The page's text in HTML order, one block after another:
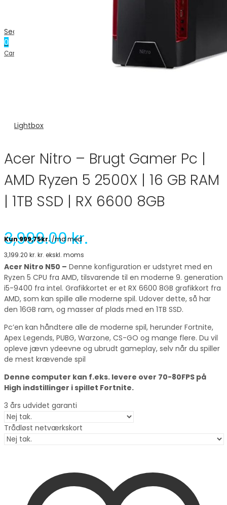
Search
0
Cart
Lightbox
Acer Nitro – Brugt Gamer Pc |
AMD Ryzen 5 2500X | 16 GB RAM
| 1TB SSD | RX 6600 8GB
3,999.00kr.
3,199.20 kr. kr. ekskl. moms
Acer Nitro N50 – Denne konfiguration er udstyret med en
Ryzen 5 CPU fra AMD, tilsvarende til en moderne 9. generation
i5-9400 fra intel. Grafikkortet er et RX 6600 8GB grafikkort fra
AMD, som kan spille alle moderne spil. Udover dette, så har
den 16GB ram, og masser af plads med en 1TB SSD.
Pc’en kan håndtere alle de moderne spil, herunder Fortnite,
Apex Legends, PUBG, Warzone, CS-GO og mange flere. Du vil
opleve jævn ydeevne og ubrudt gameplay, selv når du spiller
de mest krævende spil
Denne computer kan f.eks. levere over 70-80FPS på
High indstillinger i spillet Fortnite.
3 års udvidet garanti
Trådløst netværkskort